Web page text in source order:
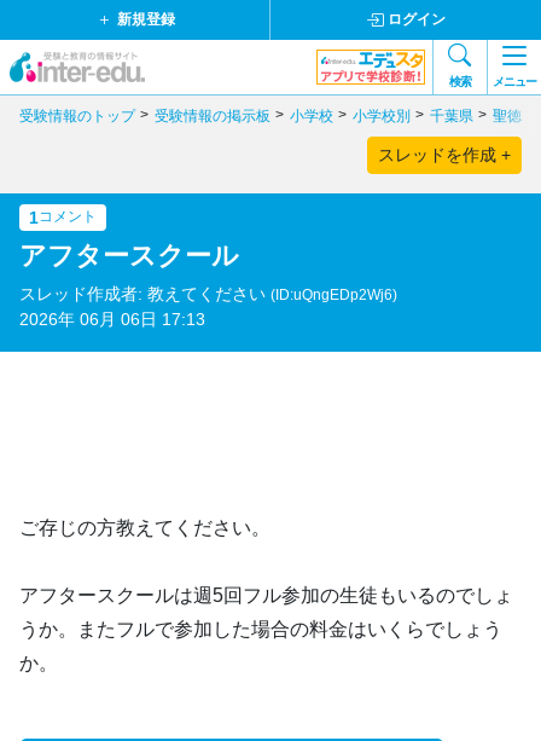
新規登録 ログイン
検索 メニュー
受験情報のトップ 受験情報の掲示板 小学校 小学校別 千葉県 聖徳大
スレッドを作成 +
1コメント
アフタースクール
スレッド作成者: 教えてください (ID:uQngEDp2Wj6)
2026年 06月 06日 17:13
ご存じの方教えてください。
アフタースクールは週5回フル参加の生徒もいるのでしょ
うか。またフルで参加した場合の料金はいくらでしょう
か。